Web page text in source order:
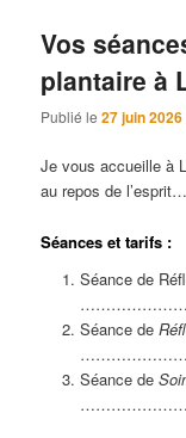
Vos
plantaire à
Publié le27 juin 2026
Je vous accueille à
au repos de l’esprit…
Séances et tarifs :
Séance de
Séance de
Séance de